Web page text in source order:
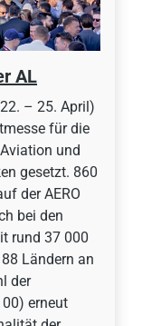
AL
– 25. April)
für die
und
gesetzt. 860
der AERO
bei den
rund 37 000
Ländern an
der
erneut